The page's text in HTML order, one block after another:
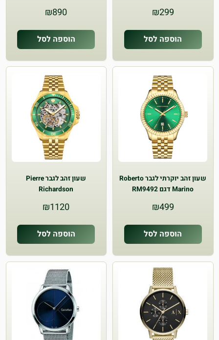
₪299
הוספה לסל
₪890
הוספה לסל
שעון זהב יוקרתי לגבר Roberto
Marino דגם RM9492
₪499
הוספה לסל
שעון זהב לגבר Pierre
Richardson
₪1120
הוספה לסל